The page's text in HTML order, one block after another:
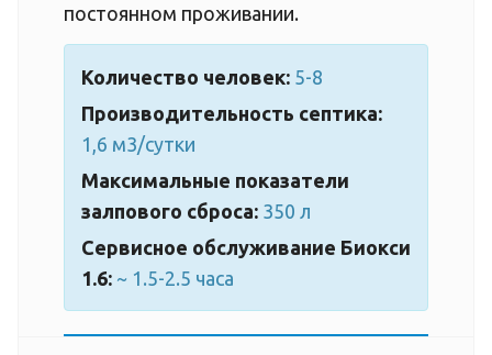
постоянном проживании.
Количество человек: 5-8
Производительность септика:
1,6 м3/сутки
Максимальные показатели
залпового сброса: 350 л
Сервисное обслуживание Биокси
1.6: ~ 1.5-2.5 часа